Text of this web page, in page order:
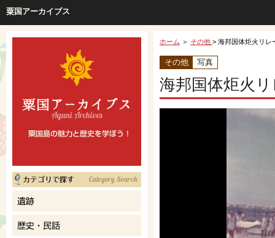
粟国アーカイブス
ホーム ＞ その他 > 海邦国体炬火リレ
その他 写真
海邦国体炬火